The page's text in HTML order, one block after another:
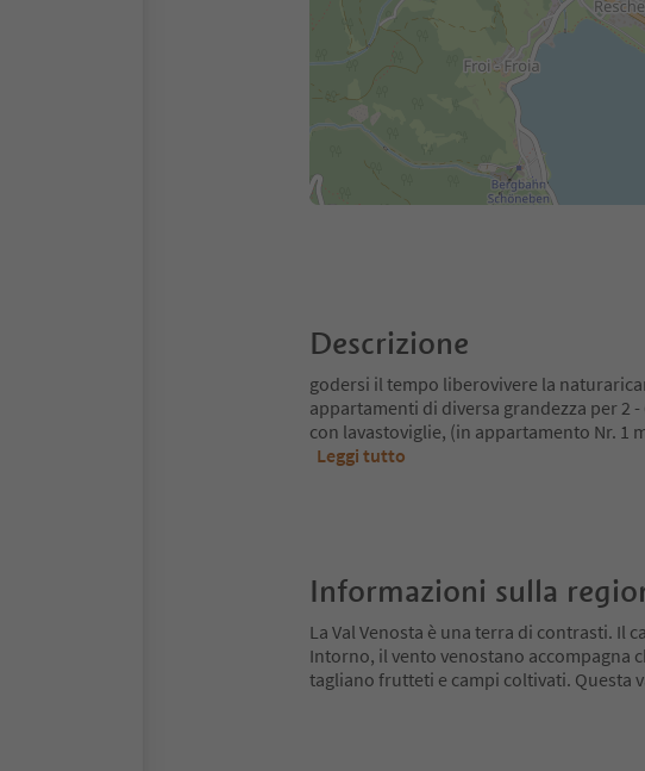
Descrizione
godersi il tempo liberovivere la
appartamenti di diversa grandezza per 2
con lavastoviglie, (in appartamento Nr. 1
Leggi tutto
Informazioni sulla
La Val Venosta è una terra di contrasti. Il
Intorno, il vento venostano accompagna
tagliano frutteti e campi coltivati. Questa